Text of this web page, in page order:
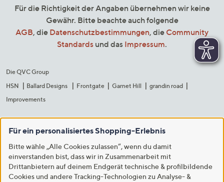
Für die Richtigkeit der Angaben übernehmen wir keine
Gewähr. Bitte beachte auch folgende
AGB, die Datenschutzbestimmungen, die Community
Standards und das Impressum.
Die QVC Group
HSN
Ballard Designs Frontgate Garnet Hill
grandin road
Improvements
Für ein personalisiertes Shopping-Erlebnis
Bitte wähle „Alle Cookies zulassen“, wenn du damit
einverstanden bist, dass wir in Zusammenarbeit mit
Drittanbietern auf deinem Endgerät technische & profilbildende
Cookies und andere Tracking-Technologien zu Analyse- &